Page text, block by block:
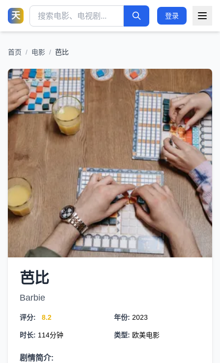
天 登录
首页 / 电影 / 芭比
芭比
Barbie
评分: 8.2 年份: 2023
时长: 114分钟 类型: 欧美电影
剧情简介: